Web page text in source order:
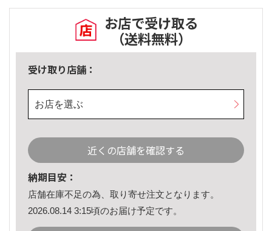
お店で受け取る
（送料無料）
受け取り店舗：
お店を選ぶ
近くの店舗を確認する
納期目安：
店舗在庫不足の為、取り寄せ注文となります。
2026.08.14 3:15頃のお届け予定です。